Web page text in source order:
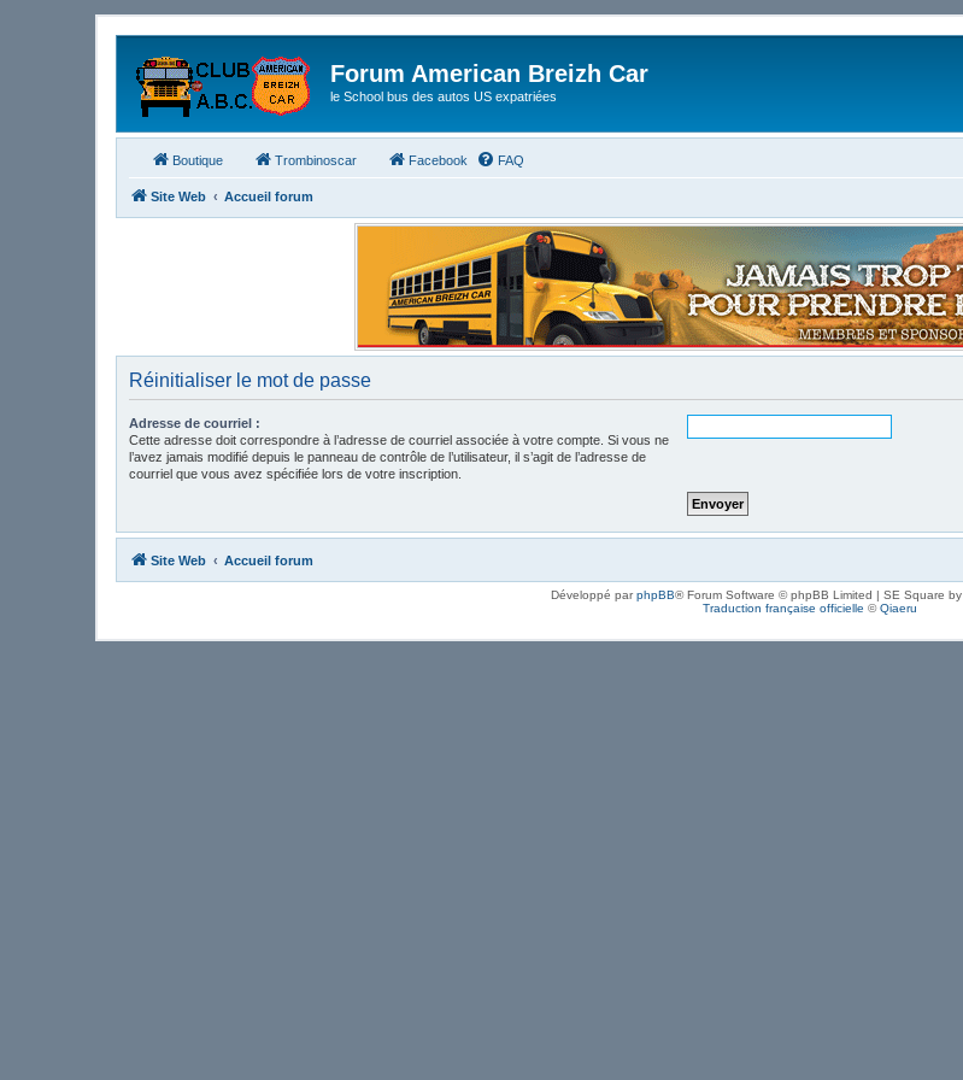
Forum American Breizh Car
le School bus des autos US expatriées
Boutique Trombinoscar Facebook FAQ
Site Web Accueil forum
Réinitialiser le mot de passe
Adresse de courriel :
Cette adresse doit correspondre à l’adresse de courriel associée à votre compte. Si vous ne
l’avez jamais modifié depuis le panneau de contrôle de l’utilisateur, il s’agit de l’adresse de
courriel que vous avez spécifiée lors de votre inscription.
Site Web Accueil forum
Développé parphpBB® Forum Software © phpBB Limited | SE Square by
Traduction française officielle ©Qiaeru